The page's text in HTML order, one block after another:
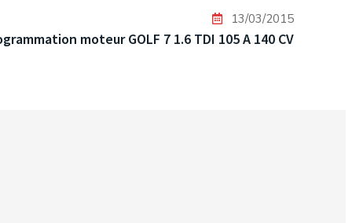
13/03/2015
moteur GOLF 7 1.6 TDI 105 A 140 CV